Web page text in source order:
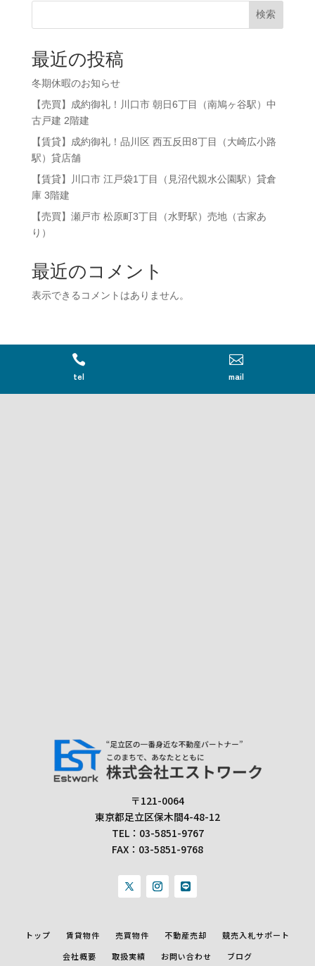
検索
最近の投稿
冬期休暇のお知らせ
【売買】成約御礼！川口市 朝日6丁目（南鳩ヶ谷駅）中
古戸建 2階建
【賃貸】成約御礼！品川区 ⻄五反田8丁目（大崎広小路
駅）貸店舗
【賃貸】川口市 江戸袋1丁目（見沼代親水公園駅）貸倉
庫 3階建
【売買】瀬戸市 松原町3丁目（水野駅）売地（古家あ
り）
最近のコメント
表示できるコメントはありません。

tel

mail
〒121-0064
東京都足立区保木間4-48-12
TEL： 03-5851-9767
FAX： 03-5851-9768
トップ 賃貸物件 売買物件 不動産売却
競売入札サポート
会社概要
取扱実績 お問い合わせ ブログ